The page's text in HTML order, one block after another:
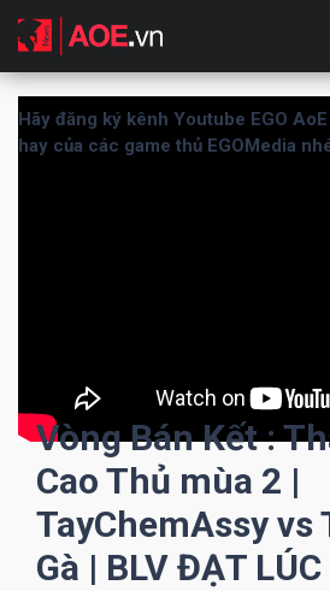
Hãy đăng ký kênh Youtube EGO
hay của các game thủ EGOMedia
Vòng Bán Kết :
Cao Thủ mùa 2 |
TayChemAssy
Gà | BLV ĐẠT LÚC